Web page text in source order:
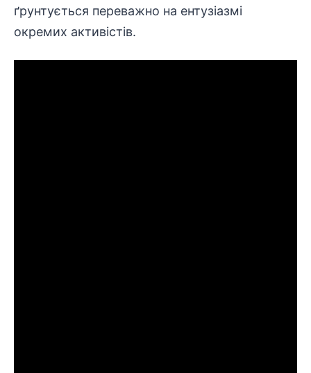
ґрунтується переважно на ентузіазмі
окремих активістів.